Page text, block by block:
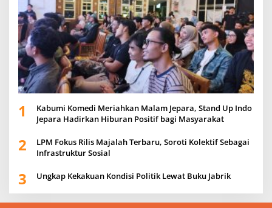
1
Kabumi Komedi Meriahkan Malam Jepara, Stand Up Indo
Jepara Hadirkan Hiburan Positif bagi Masyarakat
2
LPM Fokus Rilis Majalah Terbaru, Soroti Kolektif Sebagai
Infrastruktur Sosial
3 Ungkap Kekakuan Kondisi Politik Lewat Buku Jabrik